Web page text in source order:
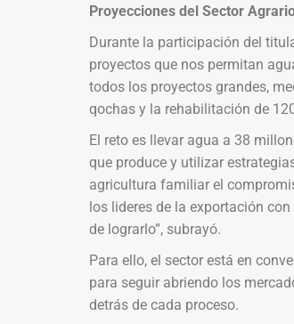
Proyecciones del Sector
Durante la participación del
proyectos que nos permitan
todos los proyectos grandes,
qochas y la rehabilitación de
El reto es llevar agua a 38
que produce y utilizar
agricultura familiar el
los lideres de la exportación
de lograrlo”, subrayó.
Para ello, el sector está en
para seguir abriendo los
detrás de cada proceso.